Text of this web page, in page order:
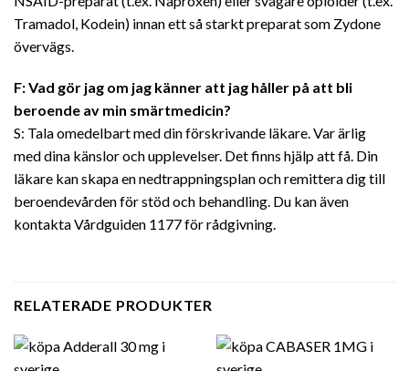
Tramadol, Kodein) innan ett så starkt preparat som Zydone
övervägs.
F: Vad gör jag om jag känner att jag håller på att bli
beroende av min smärtmedicin?
S: Tala omedelbart med din förskrivande läkare. Var ärlig
med dina känslor och upplevelser. Det finns hjälp att få. Din
läkare kan skapa en nedtrappningsplan och remittera dig till
beroendevården för stöd och behandling. Du kan även
kontakta Vårdguiden 1177 för rådgivning.
RELATERADE PRODUKTER